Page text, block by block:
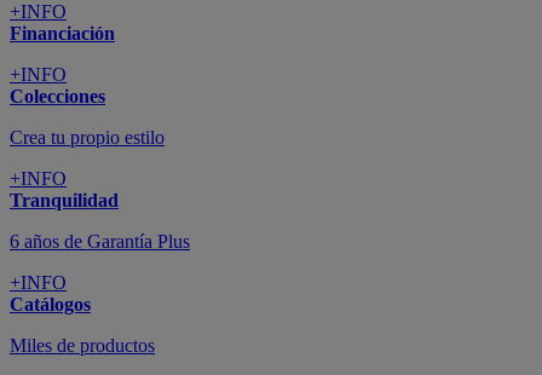
+INFO
Financiación
+INFO
Colecciones
Crea tu propio estilo
+INFO
Tranquilidad
6 años de Garantía Plus
+INFO
Catálogos
Miles de productos